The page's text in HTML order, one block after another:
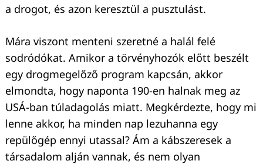
a drogot, és azon keresztül a pusztulást.
Mára viszont menteni szeretné a halál felé
sodródókat. Amikor a törvényhozók előtt beszélt
egy drogmegelőző program kapcsán, akkor
elmondta, hogy naponta 190-en halnak meg az
USÁ-ban túladagolás miatt. Megkérdezte, hogy mi
lenne akkor, ha minden nap lezuhanna egy
repülőgép ennyi utassal? Ám a kábszeresek a
társadalom alján vannak, és nem olyan